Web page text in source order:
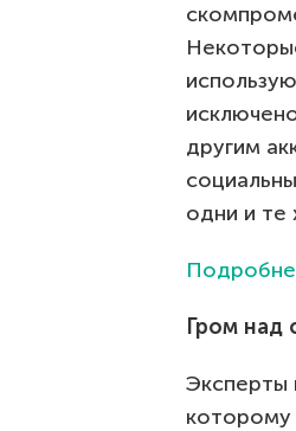
другим
одни и те
Гром над
Эксперты
которому